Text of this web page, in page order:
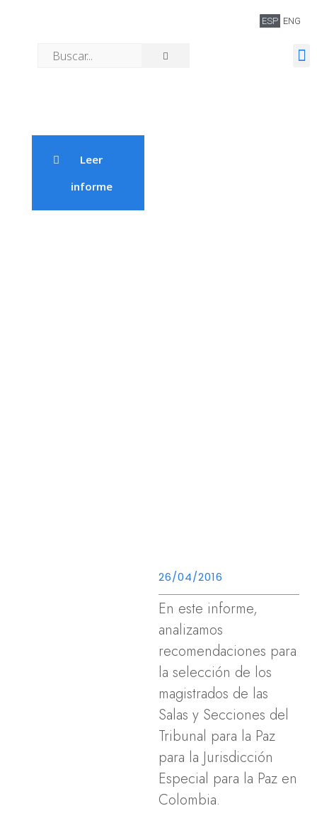
ESP ENG
Leer
informe
26/04/2016
En este informe,
analizamos
recomendaciones para
la selección de los
magistrados de las
Salas y Secciones del
Tribunal para la Paz
para la Jurisdicción
Especial para la Paz en
Colombia.